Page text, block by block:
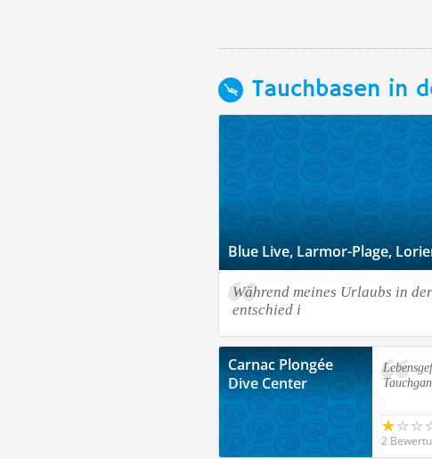
Tauchbasen in
Blue Live, Larmor-Plage,
Während meines Urlaubs in
entschied i
Carnac Plongée
Dive Center
2